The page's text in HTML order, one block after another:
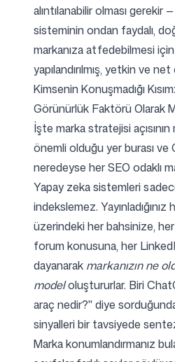
alıntılanabilir olması gerekir
sisteminin ondan faydalı,
markanıza atfedebilmesi
yapılandırılmış, yetkin ve net
Kimsenin Konuşmadığı
Görünürlük Faktörü Olarak
İşte marka stratejisi
önemli olduğu yer burası ve
neredeyse her SEO odaklı
Yapay zeka sistemleri
indekslemez.
üzerindeki her bahsinize,
forum konusuna, her
dayanarak markanızın ne
modeloluştururlar. Biri
araç nedir?" diye
sinyalleri bir tavsiyede
Marka konumlandırmanız